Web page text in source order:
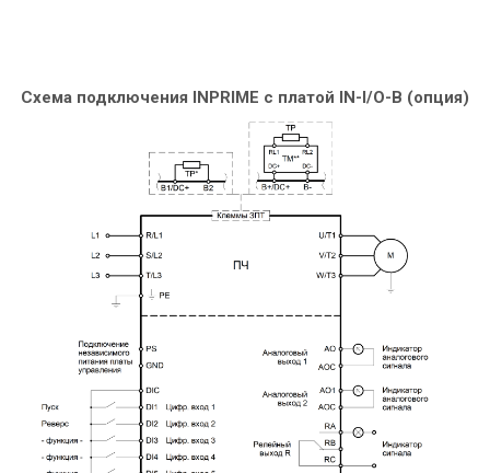
Схема подключения INPRIME c платой IN-I/O-B (опция)